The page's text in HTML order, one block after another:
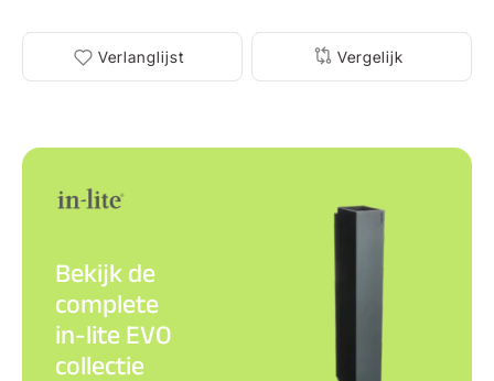
Verlanglijst Vergelijk
Bekijk de
complete
in-lite EVO
collectie